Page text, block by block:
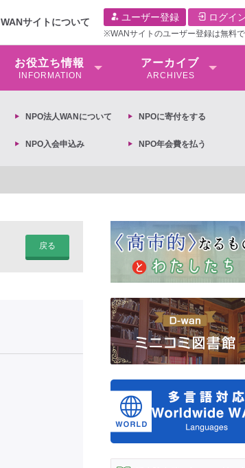
WANサイトについて ユーザー登録 ログイ
※WANサイトのユーザー登録は無料で
お役⽴ち情報
INFORMATION
アーカイブ
ARCHIVES
NPO法⼈WANについて NPOに寄付をする
NPO入会申込み NPO年会費を払う
戻る